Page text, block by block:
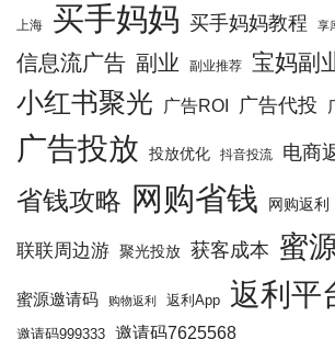
上海 买手妈妈 买手妈妈教程 享
信息流广告 副业 副业推荐 宝妈副
小红书聚光 广告ROI 广告代投
广告投放 投放优化 抖音投流 电商
省钱攻略 网购省钱 网购返利
联联周边游 聚光投放 获客成本 蜜
蜜源邀请码 购物返利 返利App 返利平
邀请码999333 邀请码7625568